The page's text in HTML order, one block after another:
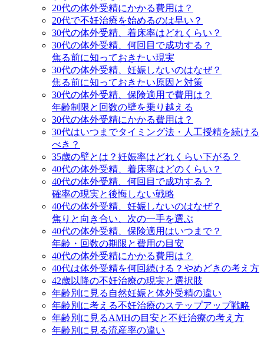
20代の体外受精にかかる費用は？
20代で不妊治療を始めるのは早い？
30代の体外受精、着床率はどれくらい？
30代の体外受精、何回目で成功する？
焦る前に知っておきたい現実
30代の体外受精、妊娠しないのはなぜ？
焦る前に知っておきたい原因と対策
30代の体外受精、保険適用で費用は？
年齢制限と回数の壁を乗り越える
30代の体外受精にかかる費用は？
30代はいつまでタイミング法・人工授精を続ける
べき？
35歳の壁とは？妊娠率はどれくらい下がる？
40代の体外受精、着床率はどのくらい？
40代の体外受精、何回目で成功する？
確率の現実と後悔しない戦略
40代の体外受精、妊娠しないのはなぜ？
焦りと向き合い、次の一手を選ぶ
40代の体外受精、保険適用はいつまで？
年齢・回数の期限と費用の目安
40代の体外受精にかかる費用は？
40代は体外受精を何回続ける？やめどきの考え方
42歳以降の不妊治療の現実と選択肢
年齢別に見る自然妊娠と体外受精の違い
年齢別に考える不妊治療のステップアップ戦略
年齢別に見るAMHの目安と不妊治療の考え方
年齢別に見る流産率の違い